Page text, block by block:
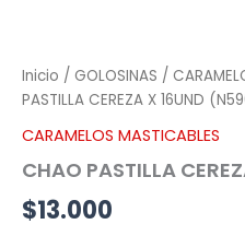
Inicio / GOLOSINAS /
PASTILLA CEREZA X 16UND
CARAMELOS MASTICABLES
CHAO PASTILLA
$13.000